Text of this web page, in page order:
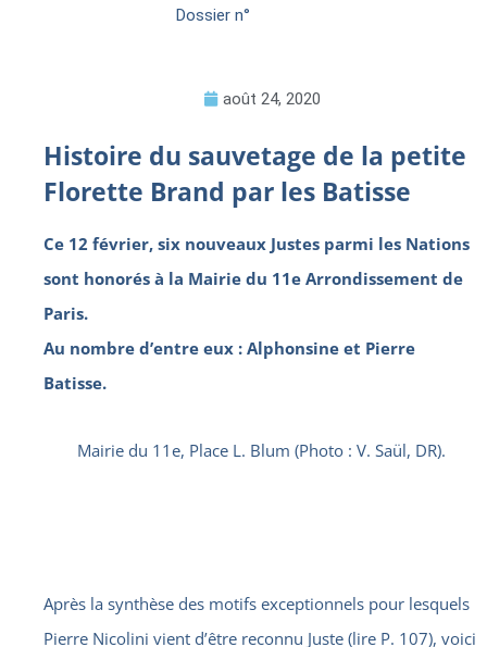
Dossier n°
août 24, 2020
Histoire du sauvetage de la petite
Florette Brand par les Batisse
Ce 12 février, six nouveaux Justes parmi les Nations
sont honorés à la Mairie du 11e Arrondissement de
Paris.
Au nombre d’entre eux : Alphonsine et Pierre
Batisse.
Mairie du 11e, Place L. Blum (Photo : V. Saül, DR).
Après la synthèse des motifs exceptionnels pour lesquels
Pierre Nicolini vient d’être reconnu Juste (lire P. 107), voici